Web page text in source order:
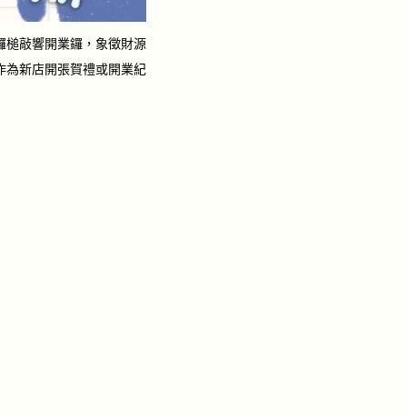
槌敲響開業鑼，象徵財源
為新店開張賀禮或開業紀